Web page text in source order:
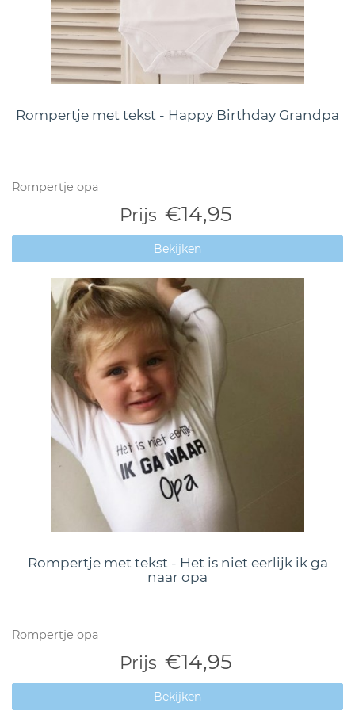
Rompertje met tekst - Happy Birthday Grandpa
Rompertje opa
Prijs €14,95
Bekijken
Rompertje met tekst - Het is niet eerlijk ik ga
naar opa
Rompertje opa
Prijs €14,95
Bekijken